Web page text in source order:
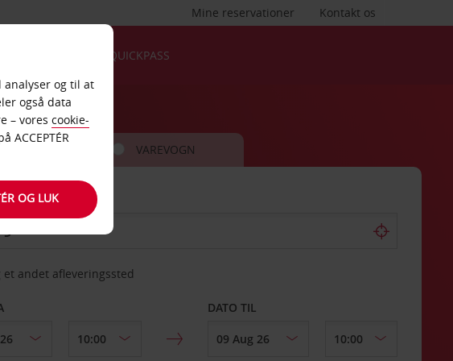
Kontakt os
Mine reservationer
QUICKPASS
BIL VAREVOGN
et andet afleveringssted
DATO TIL
og til at
også data
– vores cookie-
ACCEPTÉR
OG LUK